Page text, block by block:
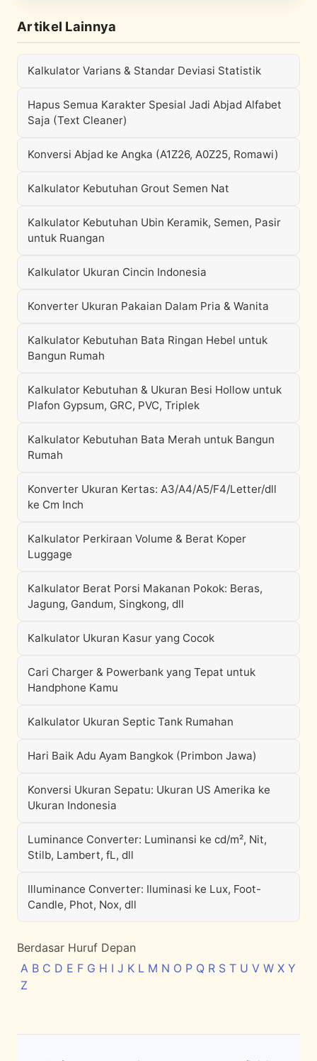
Artikel Lainnya
Kalkulator Varians & Standar Deviasi Statistik
Hapus Semua Karakter Spesial Jadi Abjad Alfabet
Saja (Text Cleaner)
Konversi Abjad ke Angka (A1Z26, A0Z25, Romawi)
Kalkulator Kebutuhan Grout Semen Nat
Kalkulator Kebutuhan Ubin Keramik, Semen, Pasir
untuk Ruangan
Kalkulator Ukuran Cincin Indonesia
Konverter Ukuran Pakaian Dalam Pria & Wanita
Kalkulator Kebutuhan Bata Ringan Hebel untuk
Bangun Rumah
Kalkulator Kebutuhan & Ukuran Besi Hollow untuk
Plafon Gypsum, GRC, PVC, Triplek
Kalkulator Kebutuhan Bata Merah untuk Bangun
Rumah
Konverter Ukuran Kertas: A3/A4/A5/F4/Letter/dll
ke Cm Inch
Kalkulator Perkiraan Volume & Berat Koper
Luggage
Kalkulator Berat Porsi Makanan Pokok: Beras,
Jagung, Gandum, Singkong, dll
Kalkulator Ukuran Kasur yang Cocok
Cari Charger & Powerbank yang Tepat untuk
Handphone Kamu
Kalkulator Ukuran Septic Tank Rumahan
Hari Baik Adu Ayam Bangkok (Primbon Jawa)
Konversi Ukuran Sepatu: Ukuran US Amerika ke
Ukuran Indonesia
Luminance Converter: Luminansi ke cd/m², Nit,
Stilb, Lambert, fL, dll
Illuminance Converter: Iluminasi ke Lux, Foot-
Candle, Phot, Nox, dll
Berdasar Huruf Depan
A B C D E F G H I J K L M N O P Q R S T U V W X Y
Z